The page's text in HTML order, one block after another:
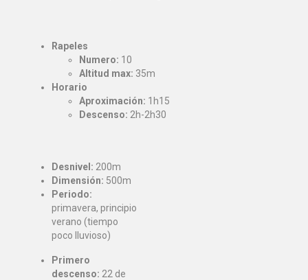
Rapeles
Numero: 10
Altitud max: 35m
Horario
Aproximación: 1h15
Descenso: 2h-2h30
Desnivel: 200m
Dimensión: 500m
Periodo:
primavera, principio
verano (tiempo
poco lluvioso)
Primero
descenso: 22 de